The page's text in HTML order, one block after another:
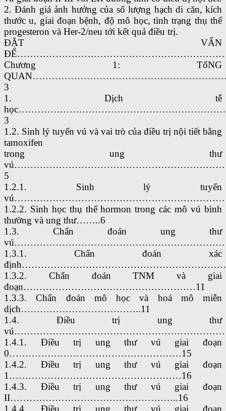
2. Đánh giá ảnh hưởng của số lượng hạch di căn, kích
thước u, giai đoạn bệnh, độ mô học, tình trạng thụ thể
progesteron và Her-2/neu tới kết quả điều trị.
ĐẶT VẤN
Chương 1: TổNG
3
1. Dịch tễ
3
1.2. Sinh lý tuyến vú và vai trò của điều trị nội tiết bằng
tamoxifen
trong ung thư
5
1.2.1. Sinh lý tuyến
1.2.2. Sinh học thụ thể hormon trong các mô vú bình
thường và ung thư……..6
1.3. Chẩn đoán ung thư
1.3.1. Chẩn đoán xác
1.3.2. Chẩn đoán TNM và giai
đoạn………………………………………………11
1.3.3. Chẩn đoán mô học và hoá mô miễn
dịch………………………………..11
1.4. Điều trị ung thư
1.4.1. Điều trị ung thư vú giai đoạn
0………………………………………………15
1.4.2. Điều trị ung thư vú giai đoạn
1………………………………………………16
1.4.3. Điều trị ung thư vú giai đoạn
II……………………………………………..16